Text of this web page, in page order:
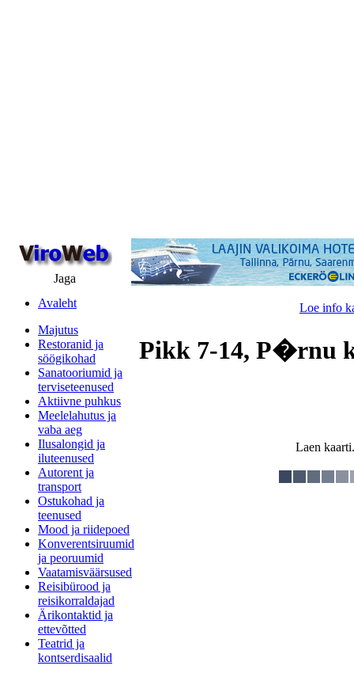
Jaga
Avaleht
Majutus
Restoranid ja
söögikohad
Sanatooriumid ja
terviseteenused
Aktiivne puhkus
Meelelahutus ja
vaba aeg
Ilusalongid ja
iluteenused
Autorent ja
transport
Ostukohad ja
teenused
Mood ja riidepoed
Konverentsiruumid
ja peoruumid
Vaatamisväärsused
Reisibürood ja
reisikorraldajad
Ärikontaktid ja
ettevõtted
Teatrid ja
kontserdisaalid
Loe info
Pikk 7-14, P�rnu
Laen